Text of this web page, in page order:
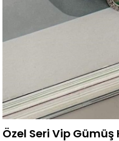
Özel Seri Vip